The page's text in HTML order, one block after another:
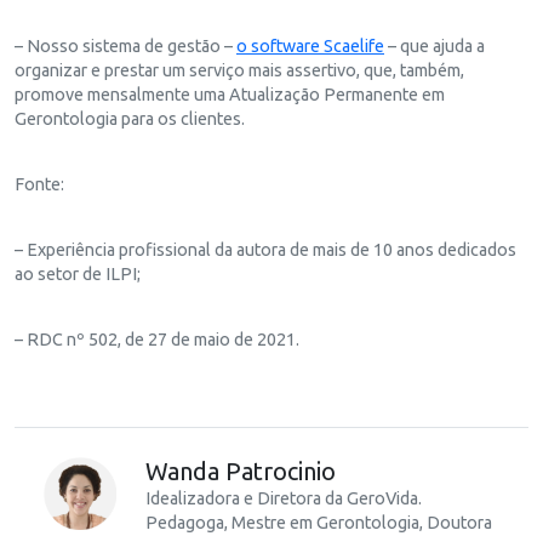
– Nosso sistema de gestão –o software Scaelife – que ajuda a
organizar e prestar um serviço mais assertivo, que, também,
promove mensalmente uma Atualização Permanente em
Gerontologia para os clientes.
Fonte:
– Experiência profissional da autora de mais de 10 anos dedicados
ao setor de ILPI;
– RDC nº 502, de 27 de maio de 2021.
Wanda Patrocinio
Idealizadora e Diretora da GeroVida.
Pedagoga, Mestre em Gerontologia, Doutora